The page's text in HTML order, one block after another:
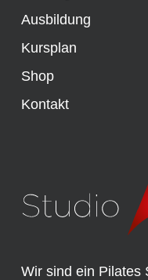
Ausbildung
Kursplan
Shop
Kontakt
Wir sind ein Pilates